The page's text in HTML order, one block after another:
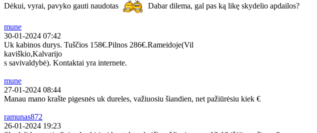
Dėkui, vyrai, pavyko gauti naudotas
Dabar dilema, gal pas ką likę skydelio apdailos?
mune
30-01-2024 07:42
Uk kabinos durys. Tuščios 158€.Pilnos 286€.Rameidoje(Vil
kaviškio,Kalvarijo
s savivaldybė). Kontaktai yra internete.
mune
27-01-2024 08:44
Manau mano krašte pigesnės uk dureles, važiuosiu šiandien, net pažiūrėsiu kiek €
ramunas872
26-01-2024 19:23